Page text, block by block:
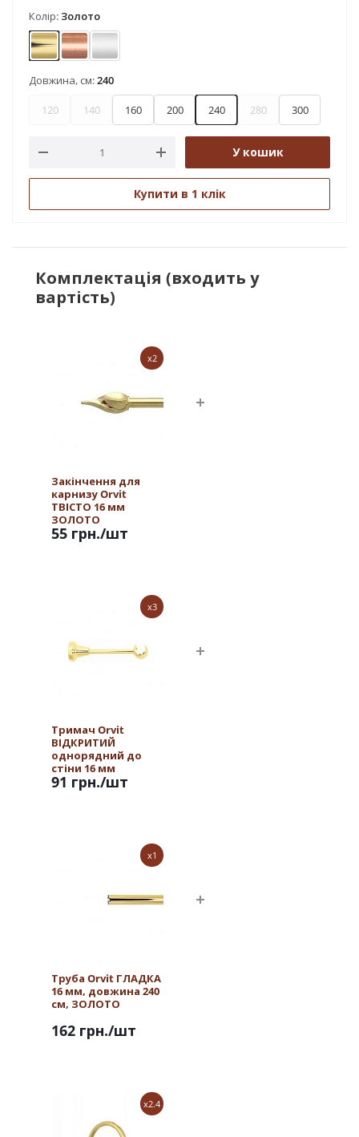
Колір: Золото
ЗолотоМідьСатин
Довжина, см:240
120 140 160 200 240 280 300
У кошик
Купити в 1 клік
Комплектація (входить у
вартість)
x2
Закінчення для
карнизу Orvit
ТВІСТО 16 мм
ЗОЛОТО
55 грн./шт
x3
Тримач Orvit
ВІДКРИТИЙ
однорядний до
стіни 16 мм
ЗОЛОТО
91 грн./шт
x1
Труба Orvit ГЛАДКА
16 мм, довжина 240
см, ЗОЛОТО
162 грн./шт
x2.4